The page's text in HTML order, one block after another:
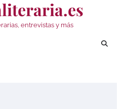
entrevistas y más